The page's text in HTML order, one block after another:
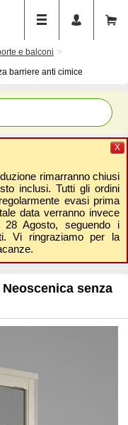
e balconi
barriere anti cimice
rimarranno chiusi
inclusi. Tutti gli ordini
evasi prima
data verranno invece
Agosto, seguendo i
Vi ringraziamo per la
X
senza